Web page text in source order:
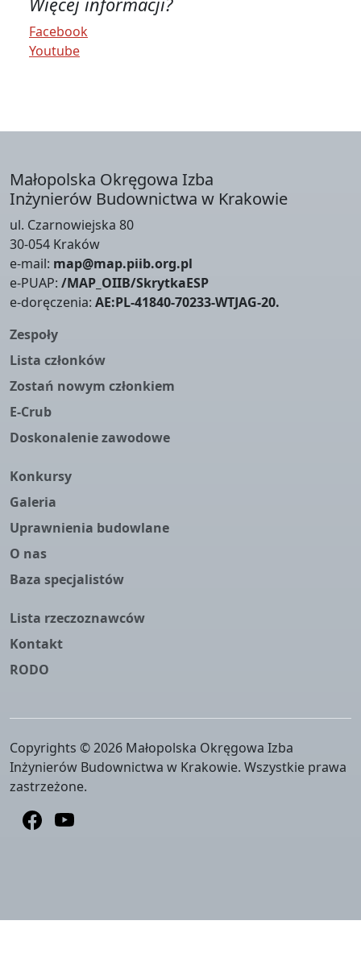
Facebook
Youtube
Małopolska Okręgowa Izba
Inżynierów Budownictwa w Krakowie
ul. Czarnowiejska 80
30-054 Kraków
e-mail: map@map.piib.org.pl
e-PUAP: /MAP_OIIB/SkrytkaESP
e-doręczenia: AE:PL-41840-70233-WTJAG-20.
Zespoły
Lista członków
Zostań nowym członkiem
E-Crub
Doskonalenie zawodowe
Konkursy
Galeria
Uprawnienia budowlane
O nas
Baza specjalistów
Lista rzeczoznawców
Kontakt
RODO
Copyrights © 2026 Małopolska Okręgowa Izba
Inżynierów Budownictwa w Krakowie. Wszystkie prawa
zastrzeżone.